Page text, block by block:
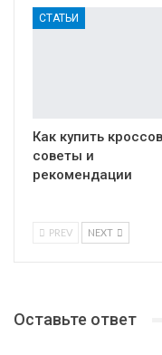
СТАТЬИ
Как купить
советы и
рекомендации
PREV NEXT
Оставьте ответ